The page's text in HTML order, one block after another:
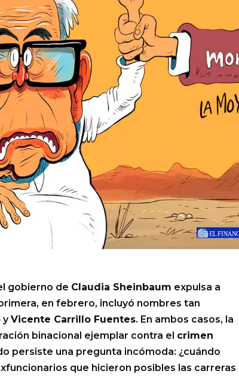
gobierno de Claudia Sheinbaum expulsa a
en febrero, incluyó nombres tan
yVicente Carrillo Fuentes. En ambos casos, la
binacional ejemplar contra el crimen
persiste una pregunta incómoda: ¿cuándo
que hicieron posibles las carreras